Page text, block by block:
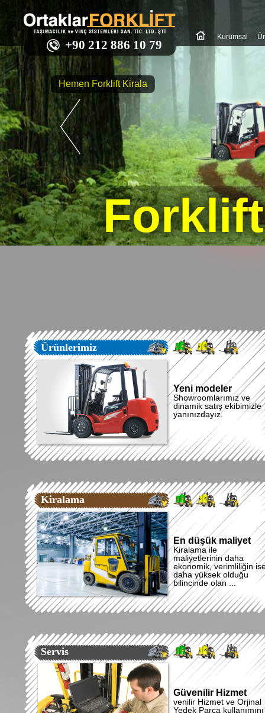
+90 212 886 10 79
Hemen Forklift Kirala
Kurumsal
Ürünlerimiz
Yeni modeler
Showroomlarımız ve
dinamik satış ekibimizle
yanınızdayız.
Kiralama
En düşük maliyet
Kiralama ile
maliyetlerinin daha
ekonomik, verimliliğin
daha yüksek olduğu
bilincinde olan ...
Servis
Güvenilir Hizmet
venilir Hizmet ve Orjinal
Yedek Parça kullanımını